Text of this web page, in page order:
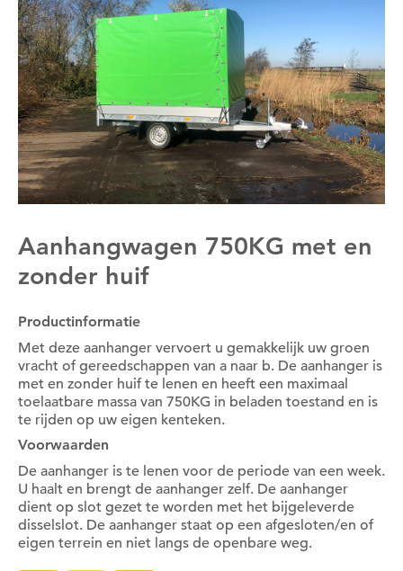
Aanhangwagen 750KG met en
zonder huif
Productinformatie
Met deze aanhanger vervoert u gemakkelijk uw groen
vracht of gereedschappen van a naar b. De aanhanger is
met en zonder huif te lenen en heeft een maximaal
toelaatbare massa van 750KG in beladen toestand en is
te rijden op uw eigen kenteken.
Voorwaarden
De aanhanger is te lenen voor de periode van een week.
U haalt en brengt de aanhanger zelf. De aanhanger
dient op slot gezet te worden met het bijgeleverde
disselslot. De aanhanger staat op een afgesloten/en of
eigen terrein en niet langs de openbare weg.
Om deze pagina op te slaan moet je ingelogd zijn.
Wil je nu inloggen?
Ja Nee